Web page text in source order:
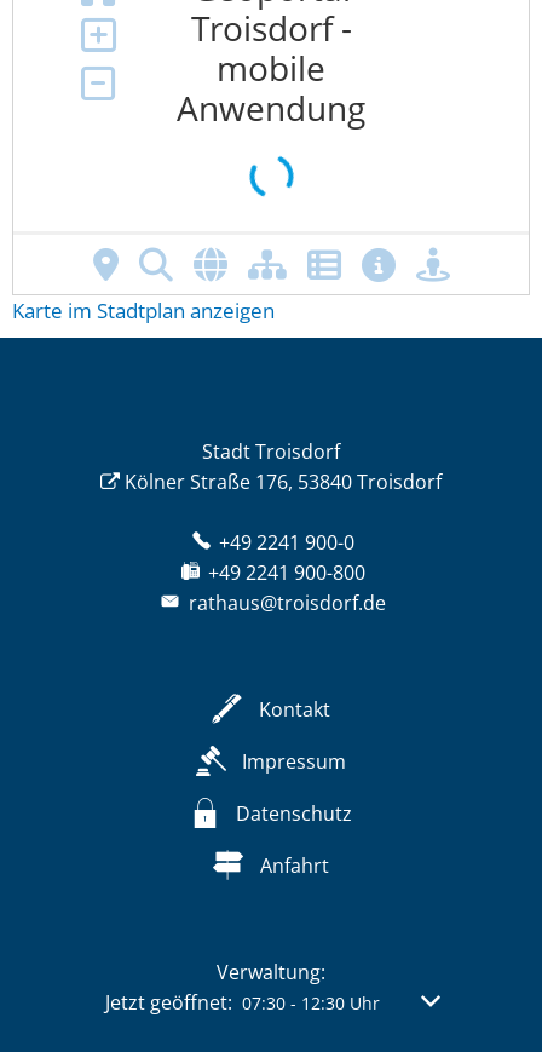
Karte im Stadtplan anzeigen
Stadt Troisdorf
Kölner Straße 176, 53840 Troisdorf
+49 2241 900-0
+49 2241 900-800
rathaus@troisdorf.de
Kontakt
Impressum
Datenschutz
Anfahrt
Verwaltung:
Klicken, um weitere Öffnungs- oder
Jetzt geöffnet: 07:30- 12:30Uhr Von 07:30